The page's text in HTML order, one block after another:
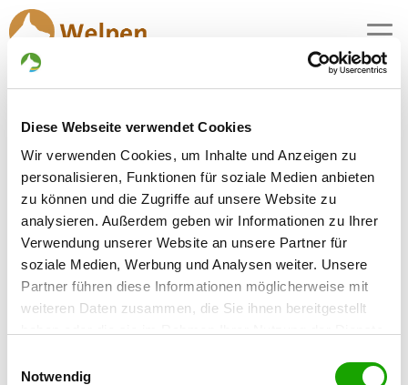
Diese Webseite verwendet Cookies
Wir verwenden Cookies, um Inhalte und Anzeigen zu
personalisieren, Funktionen für soziale Medien anbieten
zu können und die Zugriffe auf unsere Website zu
analysieren. Außerdem geben wir Informationen zu Ihrer
Verwendung unserer Website an unsere Partner für
soziale Medien, Werbung und Analysen weiter. Unsere
Partner führen diese Informationen möglicherweise mit
weiteren Daten zusammen, die Sie ihnen bereitgestellt
Cookies, wenn Sie unsere Webseite weiterhin nutzen.
Notwendig
MENU
Schäferhundwelpen in
Steckby
1 Züchter mit aktuellen Angeboten für
Schäferhundwelpen gefunden
Zuchtstätte: vom Lamorak
Details
Badetzer Str. 5
39264 Steckby